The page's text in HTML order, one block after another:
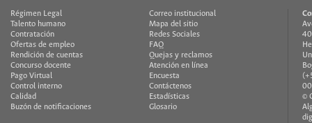
Régimen Legal
Talento humano
Contratación
Ofertas de empleo
Rendición de cuentas
Concurso docente
Pago Virtual
Control interno
Calidad
Buzón de notificaciones
Correo institucional
Mapa del sitio
Redes Sociales
FAQ
Quejas y reclamos
Atención en línea
Encuesta
Contáctenos
Estadísticas
Glosario
©